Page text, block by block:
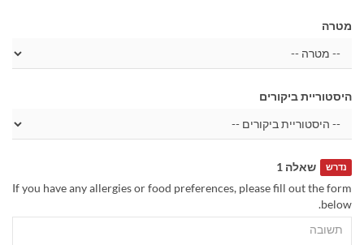
מטרה
היסטוריית ביקורים
שאלה 1 נדרש
If you have any allergies or food preferences, please fill out the form
below.